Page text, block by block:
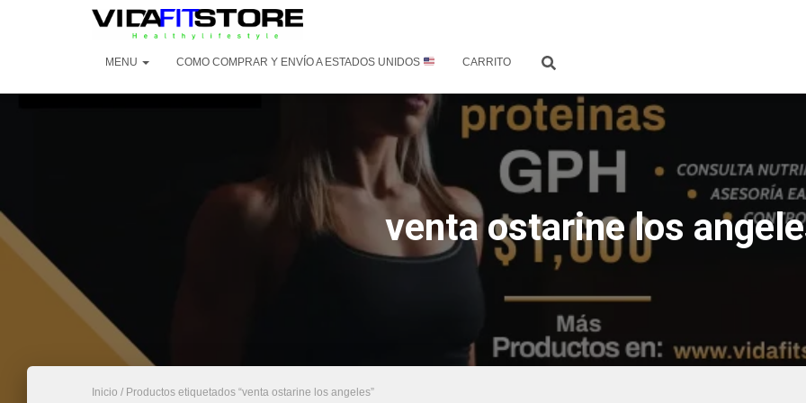
MENU COMO COMPRAR Y ENVÍO A ESTADOS UNIDOS CARRITO
venta ostarine los
Inicio / Productos etiquetados “venta ostarine los angeles”